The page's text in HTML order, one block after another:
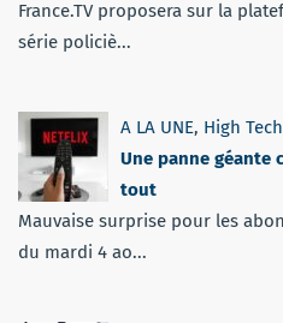
France.TV proposera sur la
série policiè...
A LA UNE, High Tech
Une panne géante
tout
Mauvaise surprise pour les
du mardi 4 ao...